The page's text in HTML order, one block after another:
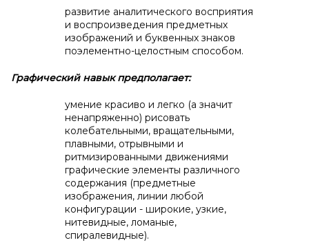
развитие аналитического восприятия
и воспроизведения предметных
изображений и буквенных знаков
поэлементно-целостным способом.
Графический навык предполагает:
умение красиво и легко (а значит
ненапряженно) рисовать
колебательными, вращательными,
плавными, отрывными и
ритмизированными движениями
графические элементы различного
содержания (предметные
изображения, линии любой
конфигурации - широкие, узкие,
нитевидные, ломаные,
спиралевидные).